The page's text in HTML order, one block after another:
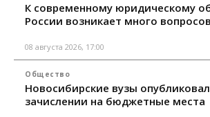
К современному юридическому
России возникает много вопросов
08 августа 2026, 17:00
Общество
Новосибирские вузы
зачислении на бюджетные места